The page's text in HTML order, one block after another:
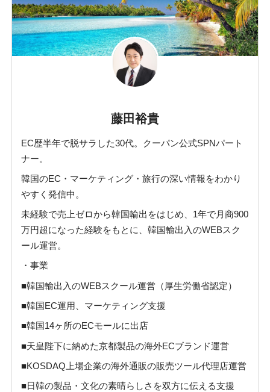
藤田裕貴
EC歴半年で脱サラした30代。クーパン公式SPNパート
ナー。
韓国のEC・マーケティング・旅行の深い情報をわかり
やすく発信中。
未経験で売上ゼロから韓国輸出をはじめ、1年で月商900
万円超になった経験をもとに、韓国輸出入のWEBスク
ール運営。
・事業
■韓国輸出入のWEBスクール運営（厚生労働省認定）
■韓国EC運用、マーケティング支援
■韓国14ヶ所のECモールに出店
■天皇陛下に納めた京都製品の海外ECブランド運営
■KOSDAQ上場企業の海外通販の販売ツール代理店運営
■日韓の製品・文化の素晴らしさを双方に伝える支援